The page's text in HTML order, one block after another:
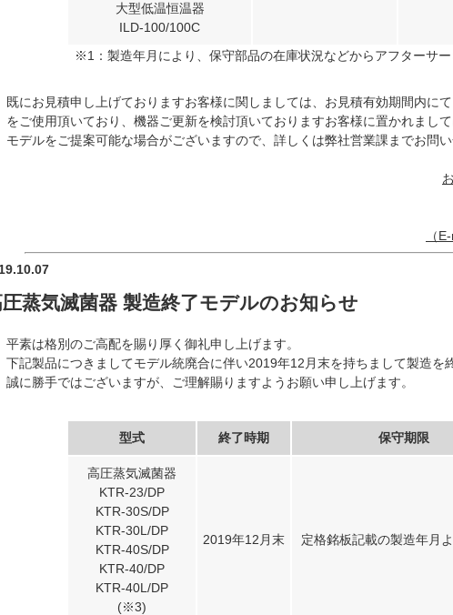
大型低温恒温器
ILD-100/100C
※1：製造年月により、保守部品の在庫状況などからアフターサー
既にお見積申し上げておりますお客様に関しましては、お見積有効期間内に
をご使用頂いており、機器ご更新を検討頂いておりますお客様に置かれまし
モデルをご提案可能な場合がございますので、詳しくは弊社営業課までお問い
（
蒸気滅菌器 製造終了モデルのお知らせ
平素は格別のご高配を賜り厚く御礼申し上げます。
下記製品につきましてモデル統廃合に伴い2019年12月末を持ちまして製造を
誠に勝手ではございますが、ご理解賜りますようお願い申し上げます。
型式 終了時期 保守期限
高圧蒸気滅菌器
KTR-23/DP
KTR-30S/DP
KTR-30L/DP
KTR-40S/DP
KTR-40/DP
KTR-40L/DP
(※3)
2019年12月末 定格銘板記載の製造年月